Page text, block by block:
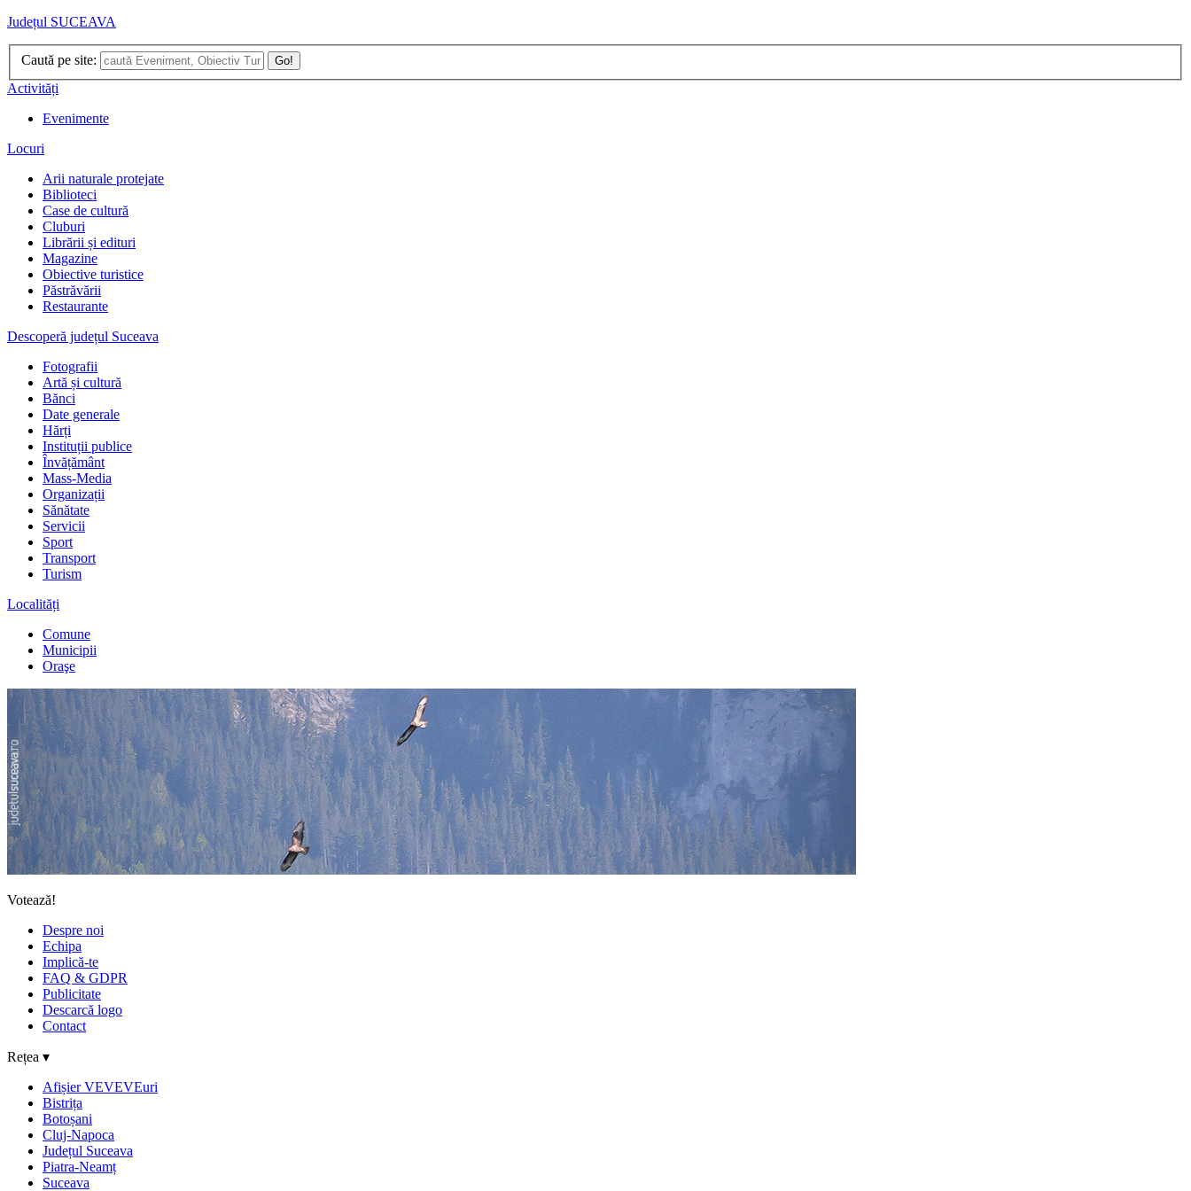
Județul SUCEAVA
Caută pe site: Go!
Activități
Evenimente
Locuri
Arii naturale protejate
Biblioteci
Case de cultură
Cluburi
Librării și edituri
Magazine
Obiective turistice
Păstrăvării
Restaurante
Descoperă județul Suceava
Fotografii
Artă și cultură
Bănci
Date generale
Hărți
Instituții publice
Învățământ
Mass-Media
Organizații
Sănătate
Servicii
Sport
Transport
Turism
Localități
Comune
Municipii
Oraşe
Votează!
Despre noi
Echipa
Implică-te
FAQ & GDPR
Publicitate
Descarcă logo
Contact
Rețea ▾
Afișier VEVEVEuri
Bistrița
Botoșani
Cluj-Napoca
Județul Suceava
Piatra-Neamț
Suceava